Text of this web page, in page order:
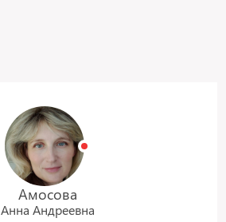
Амосова
Анна Андреевна